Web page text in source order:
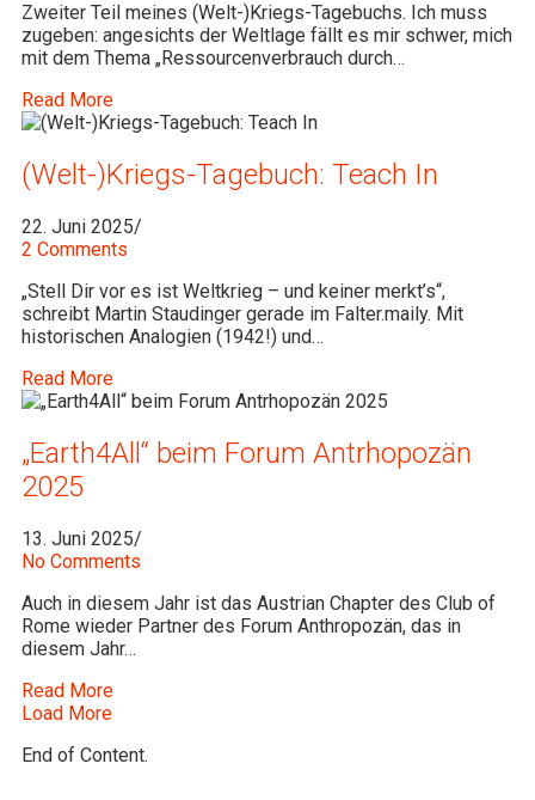
Zweiter Teil meines (Welt-)Kriegs-Tagebuchs. Ich muss
zugeben: angesichts der Weltlage fällt es mir schwer, mich
mit dem Thema „Ressourcenverbrauch durch…
Read More
(Welt-)Kriegs-Tagebuch: Teach In
22. Juni 2025/
2 Comments
„Stell Dir vor es ist Weltkrieg – und keiner merkt’s“,
schreibt Martin Staudinger gerade im Falter.maily. Mit
historischen Analogien (1942!) und…
Read More
„Earth4All“ beim Forum Antrhopozän
2025
13. Juni 2025/
No Comments
Auch in diesem Jahr ist das Austrian Chapter des Club of
Rome wieder Partner des Forum Anthropozän, das in
diesem Jahr…
Read More
Load More
End of Content.